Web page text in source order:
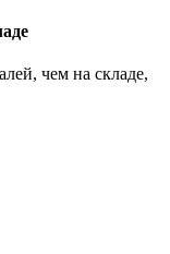
чем на складе,